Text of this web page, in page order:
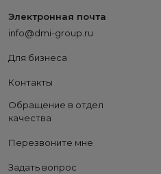
Электронная почта
info@dmi-group.ru
Для бизнеса
Контакты
Обращение в отдел
качества
Перезвоните мне
Задать вопрос